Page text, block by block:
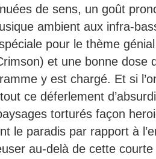
de sens, un goût
ambient aux infra-
pour le thème
et une bonne dose
y est chargé. Et si
ce déferlement
torturés façon
le paradis par rapport à
au-delà de cette courte